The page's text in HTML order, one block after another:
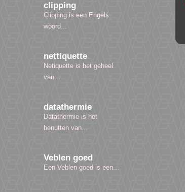
clipping
Clipping is een Engels
woord...
nettiquette
Netiquette is het geheel
van...
datathermie
Datathermie is het
benutten van...
Veblen goed
Een Veblen goed is een...